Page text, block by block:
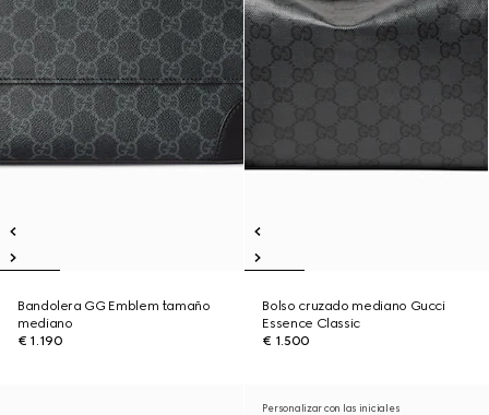
Bandolera GG Emblem tamaño
mediano
€ 1.190
Bolso cruzado mediano Gucci
Essence Classic
€ 1.500
Personalizar con las iniciales